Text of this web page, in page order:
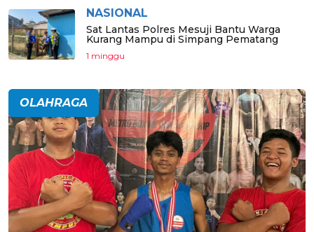
NASIONAL
Sat Lantas Polres Mesuji Bantu Warga
Kurang Mampu di Simpang Pematang
1 minggu
OLAHRAGA